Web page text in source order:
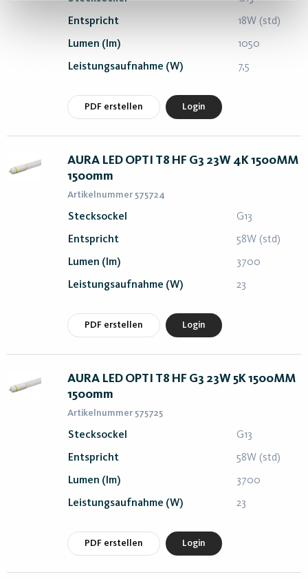
Entspricht 18W (std)
Lumen (lm) 1050
Leistungsaufnahme (W) 7,5
PDF erstellen Login
AURA LED OPTI T8 HF G3 23W 4K 1500MM
1500mm
Artikelnummer 575724
Stecksockel G13
Entspricht 58W (std)
Lumen (lm) 3700
Leistungsaufnahme (W) 23
PDF erstellen Login
AURA LED OPTI T8 HF G3 23W 5K 1500MM
1500mm
Artikelnummer 575725
Stecksockel G13
Entspricht 58W (std)
Lumen (lm) 3700
Leistungsaufnahme (W) 23
PDF erstellen Login